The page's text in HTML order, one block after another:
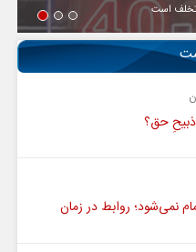
تخلف است
ذبیحِ حق؟
نمی‌شود؛ روابط در زمان